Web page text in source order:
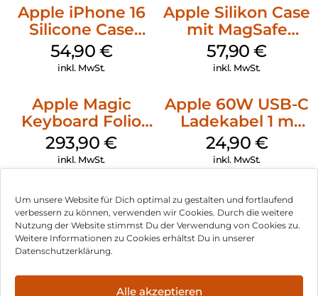
Um unsere Website für Dich optimal zu gestalten und fortlaufend
verbessern zu können, verwenden wir Cookies. Durch die weitere
Nutzung der Website stimmst Du der Verwendung von Cookies zu.
Weitere Informationen zu Cookies erhältst Du in unserer
Datenschutzerklärung.
Alle akzeptieren
Apple iPhone 16
Silicone Case
MagSafe Lake
Green
54,90 €
inkl. MwSt.
Apple Silikon Case
mit MagSafe
iPhone 14 Pro
(PRODUCT)RED
57,90€
inkl. MwSt.
Apple Magic
Keyboard Folio
iPad 10.9″ (10.Gen.)
Weiß
293,90€
inkl. MwSt.
Apple 60W USB-C
Ladekabel 1 m
Weiß
24,90 €
inkl. MwSt.
Impressum